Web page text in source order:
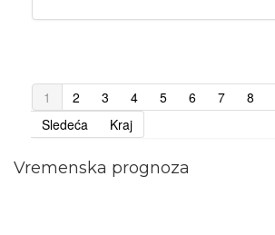
1 2 3 4 5 6 7 8
Sledeća
Kraj
Vremenska prognoza